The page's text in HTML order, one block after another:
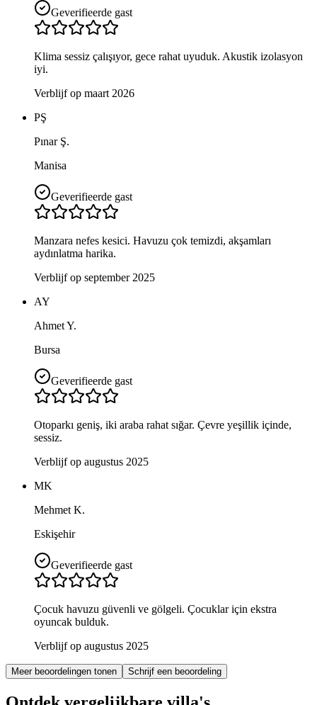
Geverifieerde gast
Klima sessiz çalışıyor, gece rahat uyuduk. Akustik izolasyon
iyi.
Verblijf op maart 2026
PŞ
Pınar Ş.
Manisa
Geverifieerde gast
Manzara nefes kesici. Havuzu çok temizdi, akşamları
aydınlatma harika.
Verblijf op september 2025
AY
Ahmet Y.
Bursa
Geverifieerde gast
Otoparkı geniş, iki araba rahat sığar. Çevre yeşillik içinde,
sessiz.
Verblijf op augustus 2025
MK
Mehmet K.
Eskişehir
Geverifieerde gast
Çocuk havuzu güvenli ve gölgeli. Çocuklar için ekstra
oyuncak bulduk.
Verblijf op augustus 2025
Meer beoordelingen tonen Schrijf een beoordeling